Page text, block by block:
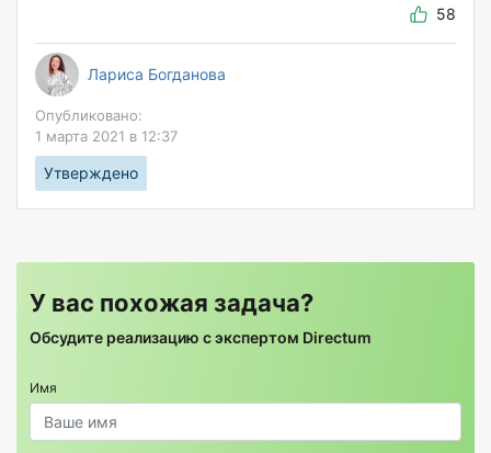
58
Лариса Богданова
Опубликовано:
1 марта 2021 в 12:37
Утверждено
У вас похожая задача?
Обсудите реализацию с экспертом Directum
Имя